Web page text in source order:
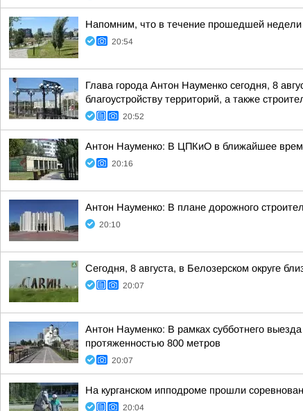
Напомним, что в течение прошедшей недели
20:54
Глава города Антон Науменко сегодня, 8
благоустройству территорий, а также
20:52
Антон Науменко: В ЦПКиО в ближайшее время
20:16
Антон Науменко: В плане дорожного
20:10
Сегодня, 8 августа, в Белозерском округе
20:07
Антон Науменко: В рамках субботнего
протяженностью 800 метров
20:07
На курганском ипподроме прошли
20:04